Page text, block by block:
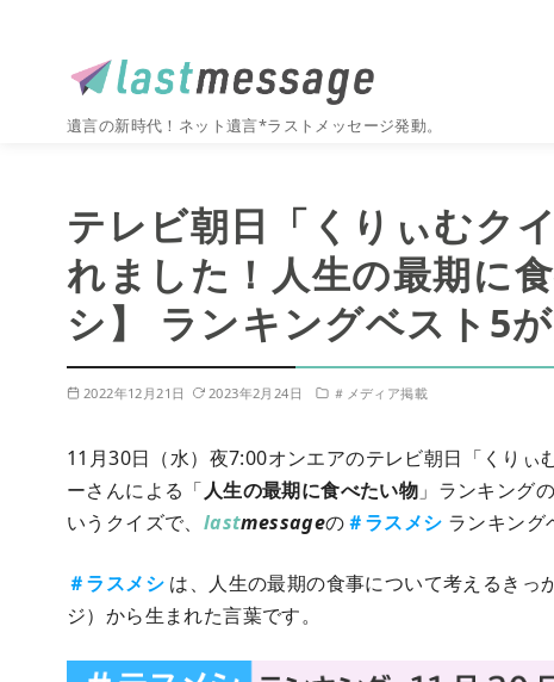
遺言の新時代！ネット遺言*ラストメッセージ発動。
テレビ朝日「くりぃむク
れました！人生の最期に
シ】 ランキングベスト5が
2022年12月21日 2023年2月24日 ＃メディア掲載
11月30日（水）夜7:00オンエアのテレビ朝日「くり
ーさんによる「人生の最期に食べたい物 」ランキング
いうクイズで、 lastmessageの＃ラスメシ ランキング
＃ラスメシ は、人生の最期の食事について考えるきっ
ジ）から生まれた言葉です。